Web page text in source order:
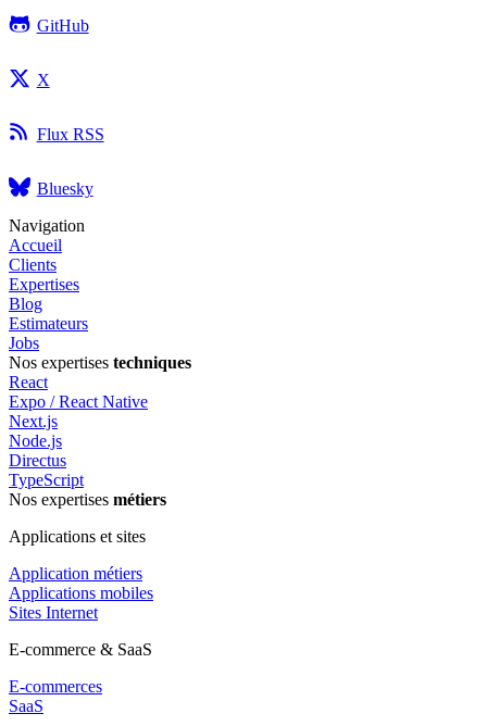
GitHub
X
Flux RSS
Bluesky
Navigation
Accueil
Clients
Expertises
Blog
Estimateurs
Jobs
Nos expertises techniques
React
Expo / React Native
Next.js
Node.js
Directus
TypeScript
Nos expertises métiers
Applications et sites
Application métiers
Applications mobiles
Sites Internet
E-commerce & SaaS
E-commerces
SaaS